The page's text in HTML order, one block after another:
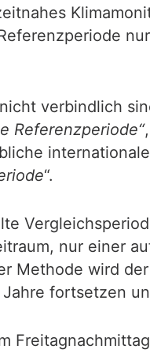
nur
verbindlich
Referenzperiode“
“.
nur einer
Methode wird
fortsetzen